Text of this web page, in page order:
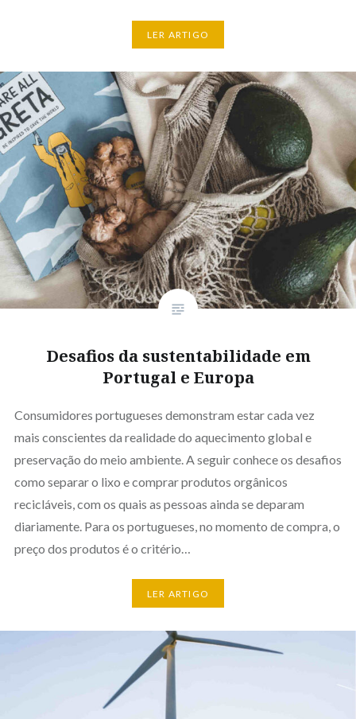
LER ARTIGO
Desafios da sustentabilidade em
Portugal e Europa
Consumidores portugueses demonstram estar cada vez
mais conscientes da realidade do aquecimento global e
preservação do meio ambiente. A seguir conhece os desafios
como separar o lixo e comprar produtos orgânicos
recicláveis, com os quais as pessoas ainda se deparam
diariamente. Para os portugueses, no momento de compra, o
preço dos produtos é o critério…
LER ARTIGO